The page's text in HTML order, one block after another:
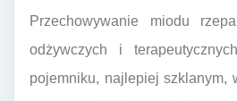
Przechowywanie miodu
odżywczych i
pojemniku, najlepiej szklanym,